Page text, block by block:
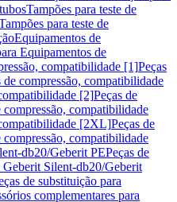
Tampões para teste de
para teste de
Equipamentos de
Equipamentos de
compatibilidade [1]Peças
compressão, compatibilidade
[2]Peças de
compatibilidade
[2XL]Peças de
compatibilidade
db20/Geberit PEPeças de
Geberit Silent-db20/Geberit
de substituição para
complementares para